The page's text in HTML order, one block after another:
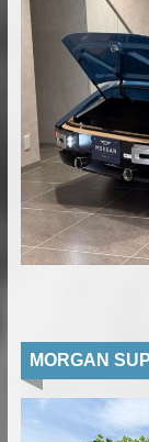
MORGAN